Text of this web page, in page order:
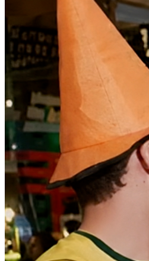
Athletico-PR